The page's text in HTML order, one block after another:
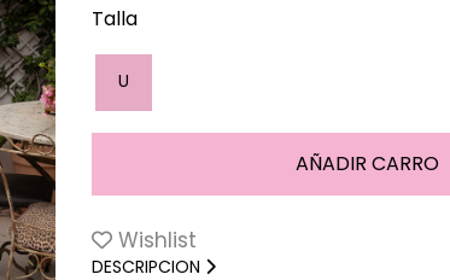
Talla
U
Wishlist
DESCRIPCION